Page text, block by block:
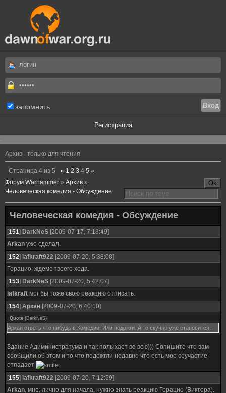
запомнить
Регистрация
.
Архив - только для чтения
Страница 4 из 5 « 1 2 3 4 5 »
Форум Warhammer » Архив »
Человеческая комедия - Обсуждение
Человеческая комедия - Обсуждение
[151] DarkNeS [2009-07-17, 7:13:49]
Arkan уже сделал.
[152] lafkraft922 [2009-07-20, 5:38:08]
Горацио, ждемс твоего хода.
[153] DarkNeS [2009-07-20, 5:42:07]
lafkraft мог бы тоже свою реакцию отписать.
[154] Аркан [2009-07-20, 6:40:10]
Quote (DarkNeS)
Аркан ответь что нибудь в Комедии. Или подожги. А то скучно уже становится.
Здание Адиминистратума и так полыхает во всю))) Сопишите что вам
сообщили об этом и то что подожгли недавно что есть мое соучастие
отпадает
[155] lafkraft922 [2009-07-20, 7:12:59]
Arkan, мне, лично для начала, нужно знать реакцию Горацио (Виктора).